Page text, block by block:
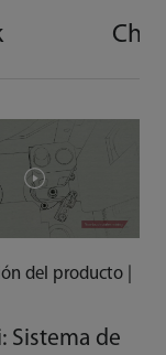
del producto |
Sistema de